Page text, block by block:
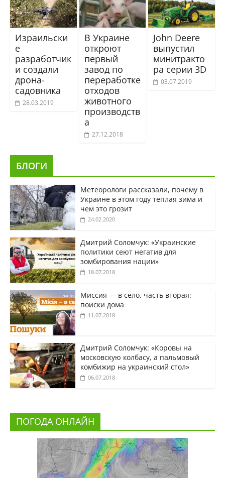
Израильски
е
разработчик
и создали
дрона-
садовника
28.03.2019
В Украине
откроют
первый
завод по
переработке
отходов
животного
производств
а
27.12.2018
John Deere
выпустил
минитракто
ра серии 3D
03.07.2019
БЛОГИ
Метеорологи рассказали, почему в
Украине в этом году теплая зима и
чем это грозит
24.02.2020
Дмитрий Соломчук: «Украинские
политики сеют негатив для
зомбирования нации»
18.07.2018
Миссия — в село, часть вторая:
поиски дома
11.07.2018
Дмитрий Соломчук: «Коровы на
московскую колбасу, а пальмовый
комбижир на украинский стол»
06.07.2018
ПОГОДА ОНЛАЙН